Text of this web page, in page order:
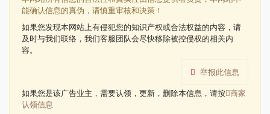
能确认信息的真伪，请慎重审核和决策！
如果您发现本网站上有侵犯您的知识产权或合法权益的内容，请
及时与我们联络，我们客服团队会尽快移除被控侵权的相关内
容。
举报此信息
如果您是该广告业主，需要认领，更新，删除本信息，请按 商家
认领信息